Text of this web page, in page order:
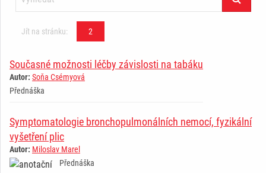
Jít na stránku: 2
Současné možnosti léčby závislosti na tabáku
Autor: Soňa Csémyová
Přednáška
Symptomatologie bronchopulmonálních nemocí, fyzikální
vyšetření plic
Autor: Miloslav Marel
Přednáška